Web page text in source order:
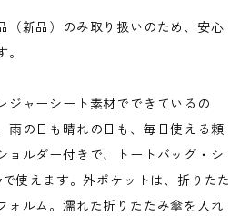
（新品）のみ取り扱いのため、安心
ジャーシート素材でできているの
雨の日も晴れの日も、毎日使える頼
ョルダー付きで、トートバッグ・シ
使えます。外ポケットは、折りたた
ォルム。濡れた折りたたみ傘を入れ